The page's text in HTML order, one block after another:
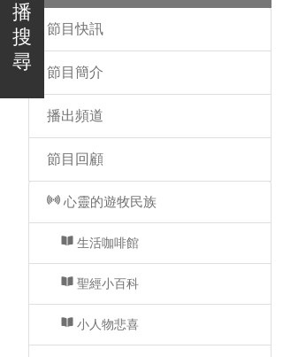
播
搜
尋
節目快訊
節目簡介
播出頻道
節目回顧
心靈的遊牧民族
生活咖啡館
聖經小百科
小人物悲喜